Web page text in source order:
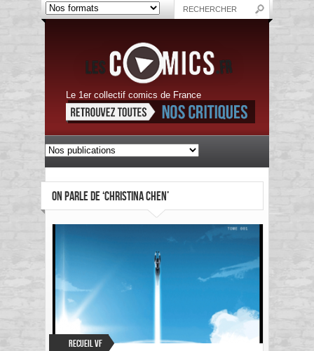
Le 1er collectif comics de France
ON PARLE DE ‘CHRISTINA CHEN’
Recueil VF